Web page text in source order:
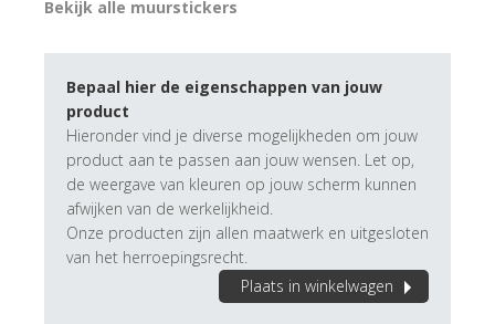
Bekijk alle muurstickers
Bepaal hier de eigenschappen van jouw
product
Hieronder vind je diverse mogelijkheden om jouw
product aan te passen aan jouw wensen. Let op,
de weergave van kleuren op jouw scherm kunnen
afwijken van de werkelijkheid.
Onze producten zijn allen maatwerk en uitgesloten
van het herroepingsrecht.
Plaats in winkelwagen